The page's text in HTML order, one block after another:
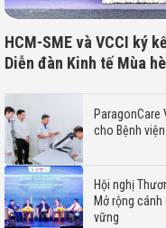
HCM-SME và VCCI ký
Diễn đàn Kinh tế Mùa
ParagonCare
cho Bệnh
Hội nghị
Mở rộng
vững